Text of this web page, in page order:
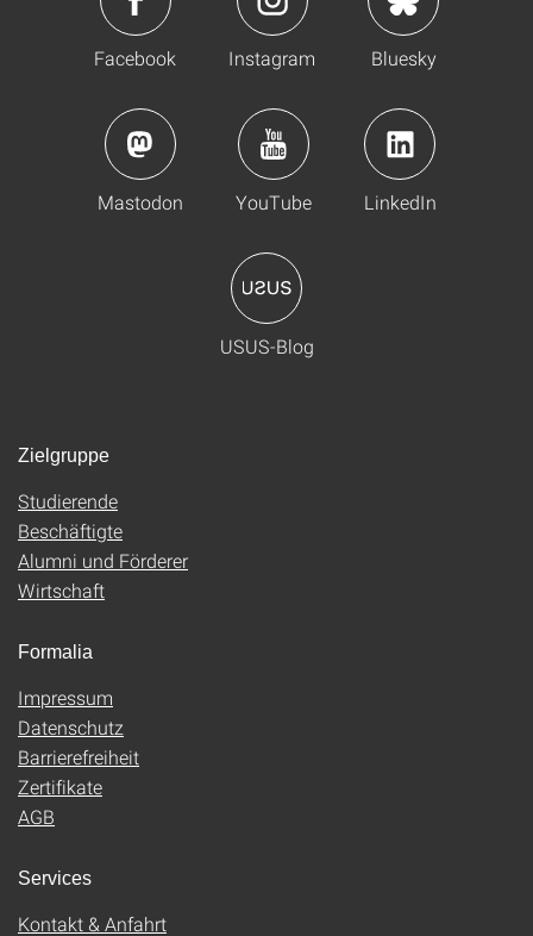
Facebook Instagram Bluesky
Mastodon YouTube LinkedIn
USUS-Blog
Zielgruppe
Studierende
Beschäftigte
Alumni und Förderer
Wirtschaft
Formalia
Impressum
Datenschutz
Barrierefreiheit
Zertifikate
AGB
Services
Kontakt & Anfahrt